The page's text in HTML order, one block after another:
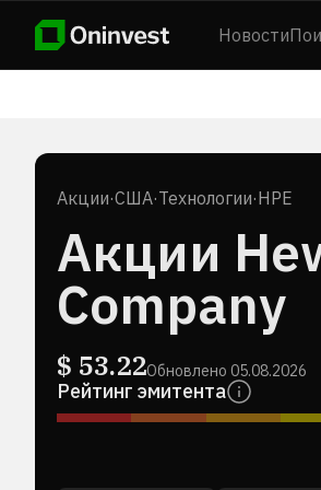
Новости
Акции·США·Технологии·HPE
Акции
Company
$ 53.22Обновлено 05.08.2026
Рейтинг эмитента